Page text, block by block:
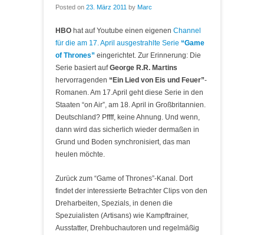
Posted on 23. März 2011 by Marc
HBO hat auf Youtube einen eigenen Channel
für die am 17. April ausgestrahlte Serie “Game
of Thrones” eingerichtet. Zur Erinnerung: Die
Serie basiert aufGeorge R.R. Martins
hervorragenden “Ein Lied von Eis und Feuer”-
Romanen. Am 17.April geht diese Serie in den
Staaten “on Air”, am 18. April in Großbritannien.
Deutschland? Pffff, keine Ahnung. Und wenn,
dann wird das sicherlich wieder dermaßen in
Grund und Boden synchronisiert, das man
heulen möchte.
Zurück zum “Game of Thrones”-Kanal. Dort
findet der interessierte Betrachter Clips von den
Dreharbeiten, Spezials, in denen die
Spezuialisten (Artisans) wie Kampftrainer,
Ausstatter, Drehbuchautoren und regelmäßig